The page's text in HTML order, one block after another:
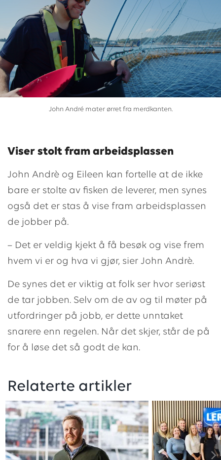
John André mater ørret fra merdkanten.
Viser stolt fram arbeidsplassen
John Andrè og Eileen kan fortelle at de ikke
bare er stolte av fisken de leverer, men synes
også det er stas å vise fram arbeidsplassen
de jobber på.
– Det er veldig kjekt å få besøk og vise frem
hvem vi er og hva vi gjør, sier John Andrè.
De synes det er viktig at folk ser hvor seriøst
de tar jobben. Selv om de av og til møter på
utfordringer på jobb, er dette unntaket
snarere enn regelen. Når det skjer, står de på
for å løse det så godt de kan.
Relaterte artikler